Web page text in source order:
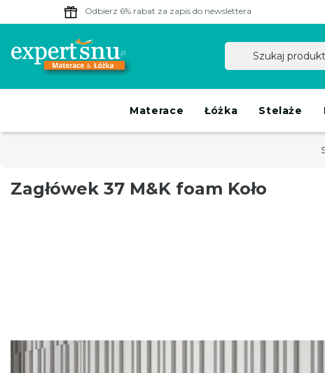
Odbierz 6% rabat za zapis do newslettera
Materace Łóżka Stelaże
Zagłówek 37 M&K foam Koło